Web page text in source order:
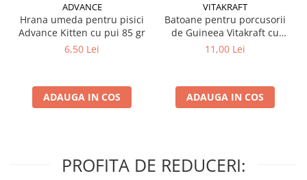
ADVANCE
Hrana umeda pentru pisici
Advance Kitten cu pui 85 gr
6,50 Lei
ADAUGA IN COS
VITAKRAFT
Batoane pentru porcusorii
de Guineea Vitakraft cu
struguri & nuci 2 buc
11,00 Lei
ADAUGA IN COS
PROFITA DE REDUCERI: